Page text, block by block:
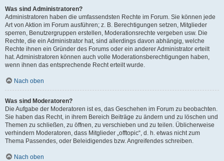
Was sind Administratoren?
Administratoren haben die umfassendsten Rechte im Forum. Sie können jede
Art von Aktion im Forum ausführen; z. B. Berechtigungen setzen, Mitglieder
sperren, Benutzergruppen erstellen, Moderationsrechte vergeben usw. Die
Rechte, die ein Administrator hat, sind allerdings davon abhängig, welche
Rechte ihnen ein Gründer des Forums oder ein anderer Administrator erteilt
hat. Administratoren können auch volle Moderationsberechtigungen haben,
wenn ihnen das entsprechende Recht erteilt wurde.
Nach oben
Was sind Moderatoren?
Die Aufgabe der Moderatoren ist es, das Geschehen im Forum zu beobachten.
Sie haben das Recht, in ihrem Bereich Beiträge zu ändern und zu löschen und
Themen zu schließen, zu öffnen, zu verschieben und zu teilen. Üblicherweise
verhindern Moderatoren, dass Mitglieder „offtopic“, d. h. etwas nicht zum
Thema Passendes, oder Beleidigendes bzw. Angreifendes schreiben.
Nach oben